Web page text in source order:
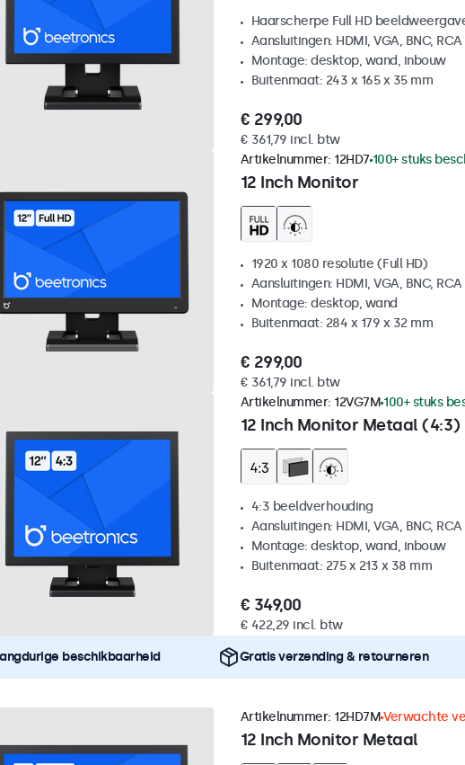
Haarscherpe Full HD
Aansluitingen: HDMI, VGA, BNC, RCA
Montage: desktop, wand, inbouw
Buitenmaat: 243 x 165 x 35 mm
€ 299,00
€ 361,79 incl. btw
12 Inch Monitor
Artikelnummer: 12HD7 100+ stuks
1920 x 1080 resolutie (Full HD)
Aansluitingen: HDMI, VGA, BNC, RCA
Montage: desktop, wand
Buitenmaat: 284 x 179 x 32 mm
€ 299,00
€ 361,79 incl. btw
12 Inch Monitor Metaal (4:3)
Artikelnummer: 12VG7M 100+ stuks
4:3 beeldverhouding
Aansluitingen: HDMI, VGA, BNC, RCA
Montage: desktop, wand, inbouw
Buitenmaat: 275 x 213 x 38 mm
€ 349,00
€ 422,29 incl. btw
beschikbaarheid Gratis verzending & retourneren
12 Inch Monitor Metaal
Artikelnummer: 12HD7MVerwachte